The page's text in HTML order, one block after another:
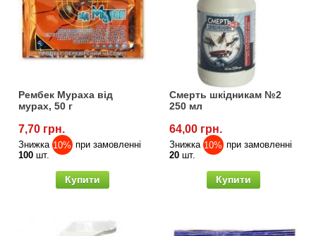
Рембек Мураха від
мурах, 50 г
7,70 грн.
Знижка 10%при замовленні
100 шт.
Купити
Смерть шкідникам №2
250 мл
64,00 грн.
Знижка 10%при замовленні
20 шт.
Купити